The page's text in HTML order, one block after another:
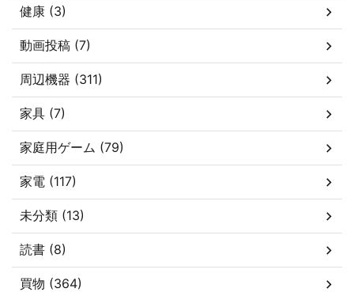
健康 (3)
動画投稿 (7)
周辺機器 (311)
家具 (7)
家庭用ゲーム (79)
家電 (117)
未分類 (13)
読書 (8)
買物 (364)